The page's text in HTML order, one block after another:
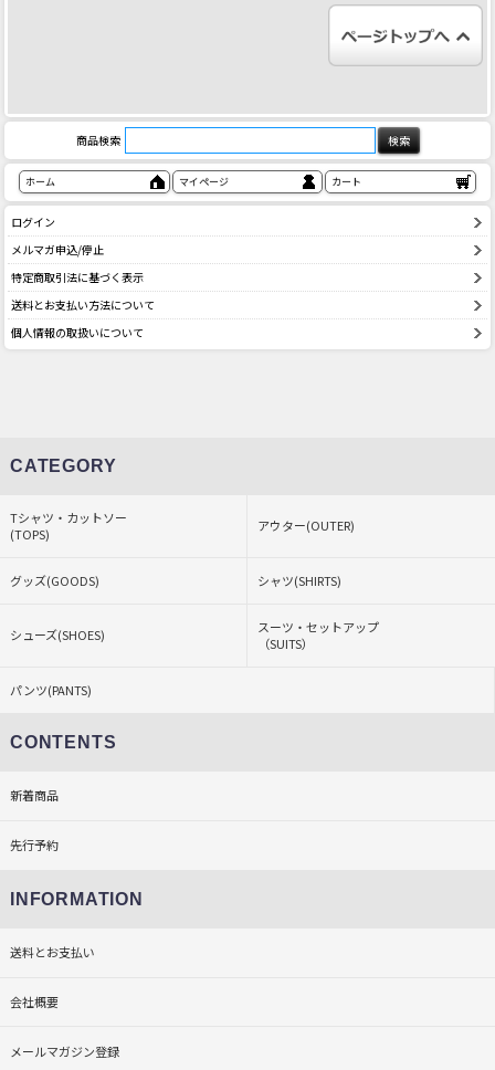
商品検索
ホーム マイページ カート
ログイン
メルマガ申込/停止
特定商取引法に基づく表示
送料とお支払い方法について
個人情報の取扱いについて
CATEGORY
Tシャツ・カットソー
(TOPS)
アウター(OUTER)
グッズ(GOODS) シャツ(SHIRTS)
シューズ(SHOES)
スーツ・セットアップ
（SUITS）
パンツ(PANTS)
CONTENTS
新着商品
先行予約
INFORMATION
送料とお支払い
会社概要
メールマガジン登録